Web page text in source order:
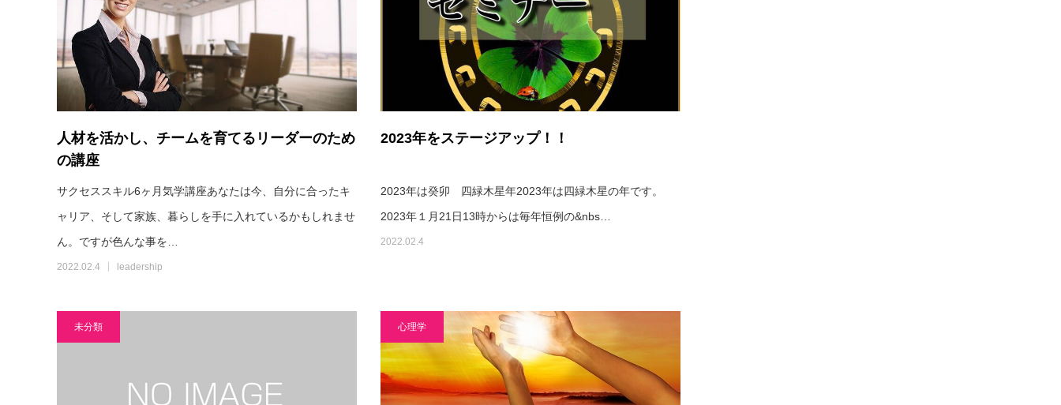
人材を活かし、チームを育てるリーダーのため
の講座
サクセススキル6ヶ月気学講座あなたは今、自分に合ったキ
ャリア、そして家族、暮らしを手に入れているかもしれませ
ん。ですが色んな事を…
2022.02.4 leadership
2023年をステージアップ！！
2023年は癸卯 四緑木星年2023年は四緑木星の年です。
2023年１月21日13時からは毎年恒例の&nbs…
2022.02.4
未分類 心理学